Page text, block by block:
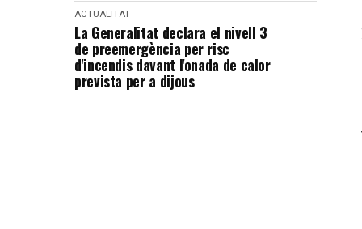
ACTUALITAT
La Generalitat declara el nivell 3
de preemergència per risc
d'incendis davant l'onada de calor
prevista per a dijous